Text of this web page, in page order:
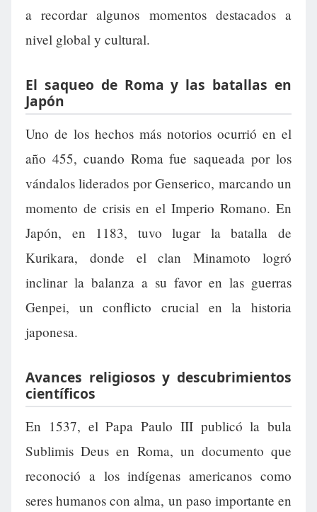
a recordar algunos momentos destacados a
nivel global y cultural.
El saqueo de Roma y las batallas en
Japón
Uno de los hechos más notorios ocurrió en el
año 455, cuando Roma fue saqueada por los
vándalos liderados por Genserico, marcando un
momento de crisis en el Imperio Romano. En
Japón, en 1183, tuvo lugar la batalla de
Kurikara, donde el clan Minamoto logró
inclinar la balanza a su favor en las guerras
Genpei, un conflicto crucial en la historia
japonesa.
Avances religiosos y descubrimientos
científicos
En 1537, el Papa Paulo III publicó la bula
Sublimis Deus en Roma, un documento que
reconoció a los indígenas americanos como
seres humanos con alma, un paso importante en